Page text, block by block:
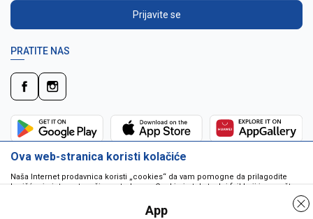
Prijavite se
PRATITE NAS
Ova web-stranica koristi kolačiće
Naša Internet prodavnica koristi „cookies“ da vam pomogne da prilagodite
korišćenje interneta vašim potrebama. Cookie je tekstualni fajl koji je smešten
da pokrenu program ili da isporuče virus vašem računaru. Cookie-i su
jedinstveno dodeljeni vama, i jedino mogu biti pročitani od strane web servera
App